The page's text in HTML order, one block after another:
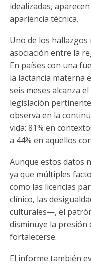
idealizadas,
apariencia técnica.
Uno de los
asociación entre la
En países con una
la lactancia materna
seis meses alcanza
legislación
observa en la
vida: 81% en
a 44% en aquellos
Aunque estos datos
ya que múltiples
como las licencias
clínico, las
culturales—, el
disminuye la presión
fortalecerse.
El informe también